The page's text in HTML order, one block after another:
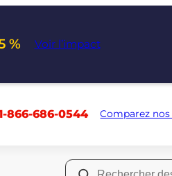
% Voir l’impact
866-686-0544 Comparez
Rechercher :